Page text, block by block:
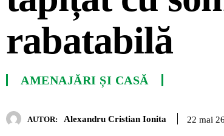
rabatabilă
AMENAJĂRI ȘI CASĂ
AUTOR: Alexandru Cristian Ionita 22 mai 26